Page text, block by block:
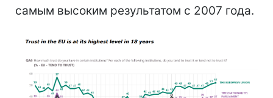
самым высоким результатом с 2007 года.